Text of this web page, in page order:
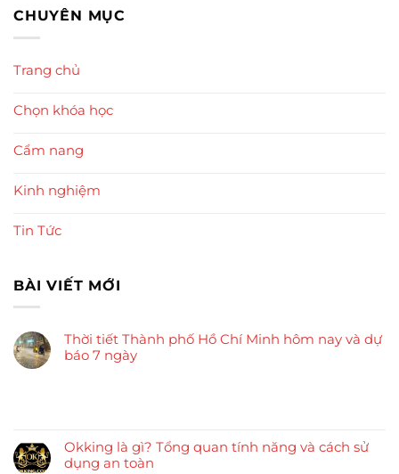
CHUYÊN MỤC
Trang chủ
Chọn khóa học
Cẩm nang
Kinh nghiệm
Tin Tức
BÀI VIẾT MỚI
Thời tiết Thành phố Hồ Chí Minh hôm nay và dự
báo 7 ngày
Okking là gì? Tổng quan tính năng và cách sử
dụng an toàn